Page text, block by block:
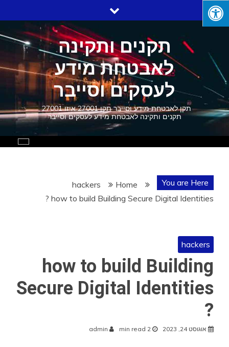
Skip
to
תקנים ותקינה
לאבטחת מידע
לעסקים וסייבר
תקן לאבטחת מידע וסייבר תקן 27001 איזו 27001 ,
תקנים ותקינה לאבטחת מידע לעסקים וסייבר
You are Here
Home
hackers
how to build Building Secure Digital Identities ?
hackers
how to build Building
Secure Digital Identities
?
אוגוסט 24, 2023 2 min read
admin